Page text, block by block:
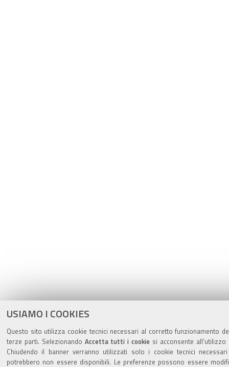
USIAMO I COOKIES
Questo sito utilizza cookie tecnici necessari al corretto funzionamento
terze parti. Selezionando Accetta tutti i cookie si acconsente
Chiudendo il banner verranno utilizzati solo i cookie tecnici
potrebbero non essere disponibili. Le preferenze possono essere